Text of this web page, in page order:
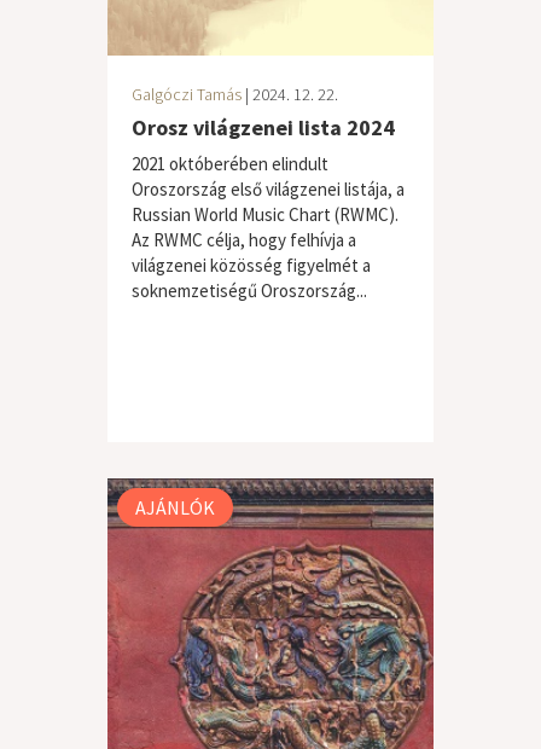
Galgóczi Tamás | 2024. 12. 22.
Orosz világzenei lista 2024
2021 októberében elindult
Oroszország első világzenei listája, a
Russian World Music Chart (RWMC).
Az RWMC célja, hogy felhívja a
világzenei közösség figyelmét a
soknemzetiségű Oroszország...
AJÁNLÓK